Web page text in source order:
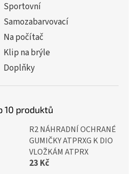
Sportovní
Samozabarvovací
Na počítač
Klip na brýle
Doplňky
10 produktů
R2 NÁHRADNÍ OCHRANÉ
GUMIČKY ATPRXG K DIO
VLOŽKÁM ATPRX
23 Kč